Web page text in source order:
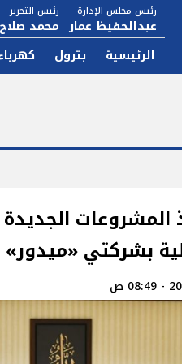
رئيس مجلس الإدارة
عبدالحفيظ عمار
رئيس التحرير
محمد صلاح
الرئيسية بترول
المشروعات الجديدة
بشركتي